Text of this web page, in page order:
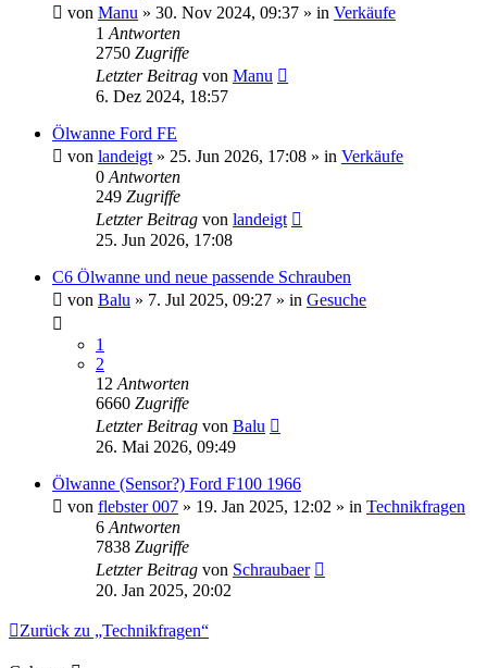
von Manu » 30. Nov 2024, 09:37 » in Verkäufe
1 Antworten
2750 Zugriffe
Letzter Beitrag von Manu
6. Dez 2024, 18:57
Ölwanne Ford FE
von landeigt » 25. Jun 2026, 17:08 » in Verkäufe
0 Antworten
249 Zugriffe
Letzter Beitrag von landeigt
25. Jun 2026, 17:08
C6 Ölwanne und neue passende Schrauben
von Balu » 7. Jul 2025, 09:27 » in Gesuche
1
2
12 Antworten
6660 Zugriffe
Letzter Beitrag von Balu
26. Mai 2026, 09:49
Ölwanne (Sensor?) Ford F100 1966
von flebster 007 » 19. Jan 2025, 12:02 » in Technikfragen
6 Antworten
7838 Zugriffe
Letzter Beitrag von Schraubaer
20. Jan 2025, 20:02
Zurück zu „Technikfragen“